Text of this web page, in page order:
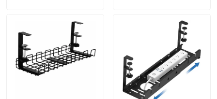
Videos
Over ons